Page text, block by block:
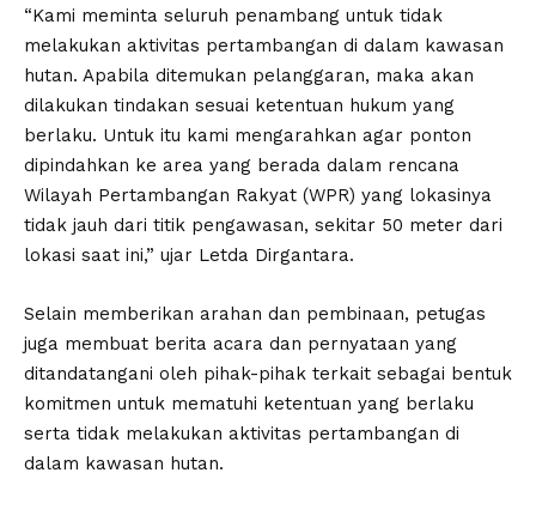
“Kami meminta seluruh penambang untuk tidak
melakukan aktivitas pertambangan di dalam kawasan
hutan. Apabila ditemukan pelanggaran, maka akan
dilakukan tindakan sesuai ketentuan hukum yang
berlaku. Untuk itu kami mengarahkan agar ponton
dipindahkan ke area yang berada dalam rencana
Wilayah Pertambangan Rakyat (WPR) yang lokasinya
tidak jauh dari titik pengawasan, sekitar 50 meter dari
lokasi saat ini,” ujar Letda Dirgantara.
Selain memberikan arahan dan pembinaan, petugas
juga membuat berita acara dan pernyataan yang
ditandatangani oleh pihak-pihak terkait sebagai bentuk
komitmen untuk mematuhi ketentuan yang berlaku
serta tidak melakukan aktivitas pertambangan di
dalam kawasan hutan.